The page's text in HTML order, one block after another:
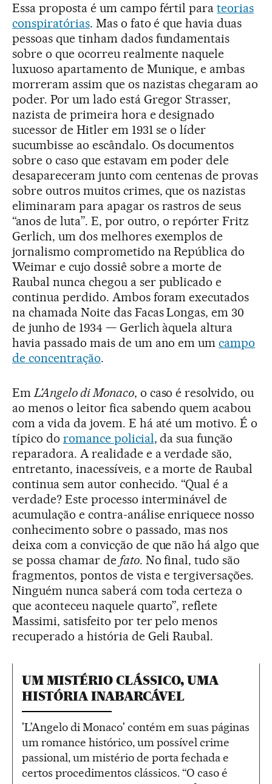
Essa proposta é um campo fértil parateorias
conspiratórias. Mas o fato é que havia duas
pessoas que tinham dados fundamentais
sobre o que ocorreu realmente naquele
luxuoso apartamento de Munique, e ambas
morreram assim que os nazistas chegaram ao
poder. Por um lado está Gregor Strasser,
nazista de primeira hora e designado
sucessor de Hitler em 1931 se o líder
sucumbisse ao escândalo. Os documentos
sobre o caso que estavam em poder dele
desapareceram junto com centenas de provas
sobre outros muitos crimes, que os nazistas
eliminaram para apagar os rastros de seus
“anos de luta”. E, por outro, o repórter Fritz
Gerlich, um dos melhores exemplos de
jornalismo comprometido na República do
Weimar e cujo dossiê sobre a morte de
Raubal nunca chegou a ser publicado e
continua perdido. Ambos foram executados
na chamada Noite das Facas Longas, em 30
de junho de 1934 — Gerlich àquela altura
havia passado mais de um ano em umcampo
de concentração.
EmL’Angelo di Monaco, o caso é resolvido, ou
ao menos o leitor fica sabendo quem acabou
com a vida da jovem. E há até um motivo. É o
típico do romance policial, da sua função
reparadora. A realidade e a verdade são,
entretanto, inacessíveis, e a morte de Raubal
continua sem autor conhecido. “Qual é a
verdade? Este processo interminável de
acumulação e contra-análise enriquece nosso
conhecimento sobre o passado, mas nos
deixa com a convicção de que não há algo que
se possa chamar de fato. No final, tudo são
fragmentos, pontos de vista e tergiversações.
Ninguém nunca saberá com toda certeza o
que aconteceu naquele quarto”, reflete
Massimi, satisfeito por ter pelo menos
recuperado a história de Geli Raubal.
UM MISTÉRIO CLÁSSICO, UMA
HISTÓRIA INABARCÁVEL
'L’Angelo di Monaco' contém em suas páginas
um romance histórico, um possível crime
passional, um mistério de porta fechada e
certos procedimentos clássicos. “O caso é